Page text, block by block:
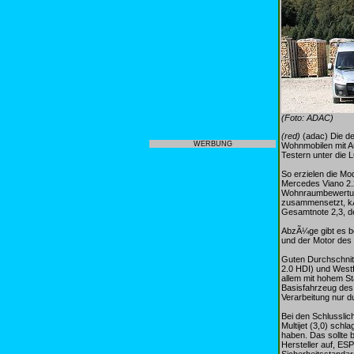
WERBUNG
(Foto: ADAC)
(red) (adac) Die
Wohnmobilen mit
Testern unter die
So erzielen die
Mercedes Viano
zusammensetzt,
Gesamtnote 2,3,
AbzÃ¼ge gibt es
und der Motor
Guten
2.0 HDI) und
allem mit hohem
Basisfahrzeug
Verarbeitung nur
Bei den
Multijet (3,0)
haben. Das sollte
Hersteller auf,